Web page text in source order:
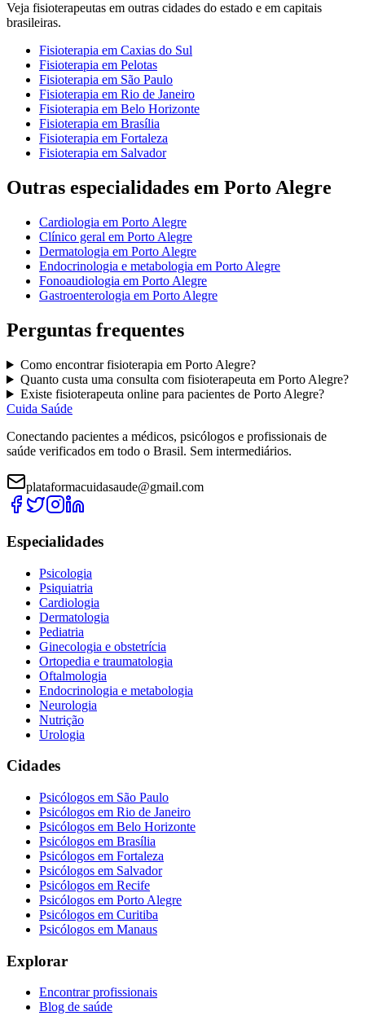
Veja fisioterapeutas em outras cidades do estado e em capitais
brasileiras.
Fisioterapia em Caxias do Sul
Fisioterapia em Pelotas
Fisioterapia em São Paulo
Fisioterapia em Rio de Janeiro
Fisioterapia em Belo Horizonte
Fisioterapia em Brasília
Fisioterapia em Fortaleza
Fisioterapia em Salvador
Outras especialidades em Porto Alegre
Cardiologia em Porto Alegre
Clínico geral em Porto Alegre
Dermatologia em Porto Alegre
Endocrinologia e metabologia em Porto Alegre
Fonoaudiologia em Porto Alegre
Gastroenterologia em Porto Alegre
Perguntas frequentes
Como encontrarfisioterapia em Porto Alegre?
Quanto custa uma consulta com fisioterapeuta em Porto Alegre?
Existe fisioterapeuta online para pacientes de Porto Alegre?
Cuida Saúde
Conectando pacientes a médicos, psicólogos e profissionais de
saúde verificados em todo o Brasil. Sem intermediários.
plataformacuidasaude@gmail.com
Especialidades
Psicologia
Psiquiatria
Cardiologia
Dermatologia
Pediatria
Ginecologia e obstetrícia
Ortopedia e traumatologia
Oftalmologia
Endocrinologia e metabologia
Neurologia
Nutrição
Urologia
Cidades
Psicólogos em São Paulo
Psicólogos em Rio de Janeiro
Psicólogos em Belo Horizonte
Psicólogos em Brasília
Psicólogos em Fortaleza
Psicólogos em Salvador
Psicólogos em Recife
Psicólogos em Porto Alegre
Psicólogos em Curitiba
Psicólogos em Manaus
Explorar
Encontrar profissionais
Blog de saúde